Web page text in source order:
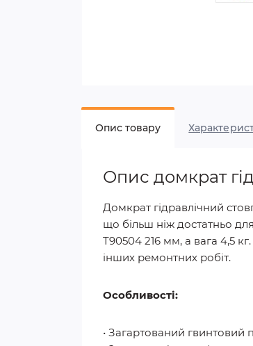
Опис товару
Опис домкрат
Домкрат гідравлічний
що більш ніж достатньо
T90504 216 мм, а вага 4,5
інших ремонтних робіт.
Особливості:
• Загартований гвинтовий